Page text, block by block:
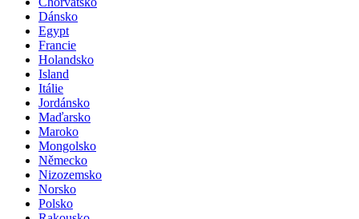
Česká republika
Chorvatsko
Dánsko
Egypt
Francie
Holandsko
Island
Itálie
Jordánsko
Maďarsko
Maroko
Mongolsko
Německo
Nizozemsko
Norsko